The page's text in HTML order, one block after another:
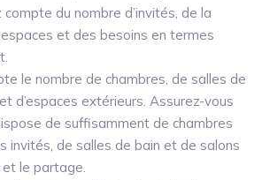
du nombre d’invités, de la
et des besoins en termes
le nombre de chambres, de salles de
d’espaces extérieurs. Assurez-vous
de suffisamment de chambres
invités, de salles de bain et de salons
le partage.